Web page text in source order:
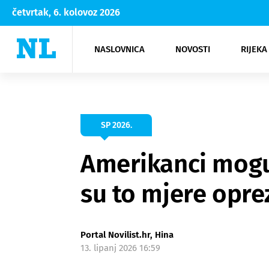
četvrtak, 6. kolovoz 2026
NASLOVNICA NOVOSTI
Rijeka Opatija
NK
Moda
Kultura
SP 2026.
Amerikanci
su to mjere
Portal Novilist.hr, Hina
13. lipanj 2026 16:59